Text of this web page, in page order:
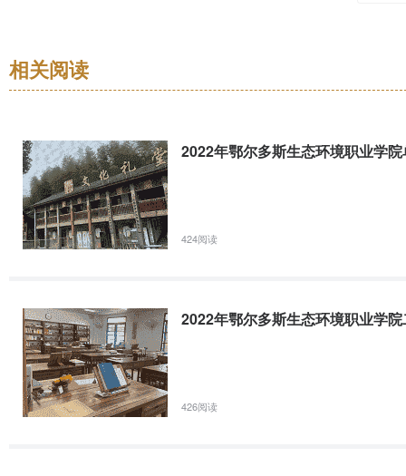
P1 中文 文科 理科
M8 电子商务
M9 计算机网络技术
N1 计算机应用技术
N3 物联网应用技术 文科 理科 计算机类
N4 信息安全技术应用
N5 安全技术与管理
定本章程。第二条学院名称：鄂尔多斯生态环境职业学院，学院英文
为贯彻落实《国务院关于深化考试招生制度改革的实施意见》（国
革的指导意见》（教学〔2013〕3号）和内蒙古自治区人民政府《关
高等职业教育的生源质量和办学水平，在全社会营造大力发展职业教
2022年鄂尔多斯职业学院第二次单独考试招生工作指南
2022年鄂尔多斯职业学院第二次单独考试招生工作指南院校代码
成正式报名的考生。二、考生网上填报志愿（一）考生网上填报志
行。（二）考生网上填报志愿方式1.考生登录内蒙古招生考试信息网
相关阅读
2022年鄂尔多斯生态环境职业学
424阅读
2022年鄂尔多斯生态环境职业学
426阅读